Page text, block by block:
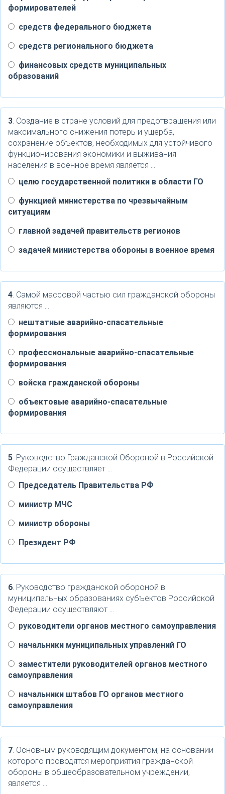
формирователей
средств федерального бюджета
средств регионального бюджета
финансовых средств муниципальных
образований
3. Создание в стране условий для предотвращения или
максимального снижения потерь и ущерба,
сохранение объектов, необходимых для устойчивого
функционирования экономики и выживания
населения в военное время является …
целю государственной политики в области ГО
функцией министерства по чрезвычайным
ситуациям
главной задачей правительств регионов
задачей министерства обороны в военное время
4. Самой массовой частью сил гражданской обороны
являются …
нештатные аварийно-спасательные
формирования
профессиональные аварийно-спасательные
формирования
войска гражданской обороны
объектовые аварийно-спасательные
формирования
5. Руководство Гражданской Обороной в Российской
Федерации осуществляет …
Председатель Правительства РФ
министр МЧС
министр обороны
Президент РФ
6. Руководство гражданской обороной в
муниципальных образованиях субъектов Российской
Федерации осуществляют …
руководители органов местного самоуправления
начальники муниципальных управлений ГО
заместители руководителей органов местного
самоуправления
начальники штабов ГО органов местного
самоуправления
7. Основным руководящим документом, на основании
которого проводятся мероприятия гражданской
обороны в общеобразовательном учреждении,
является …